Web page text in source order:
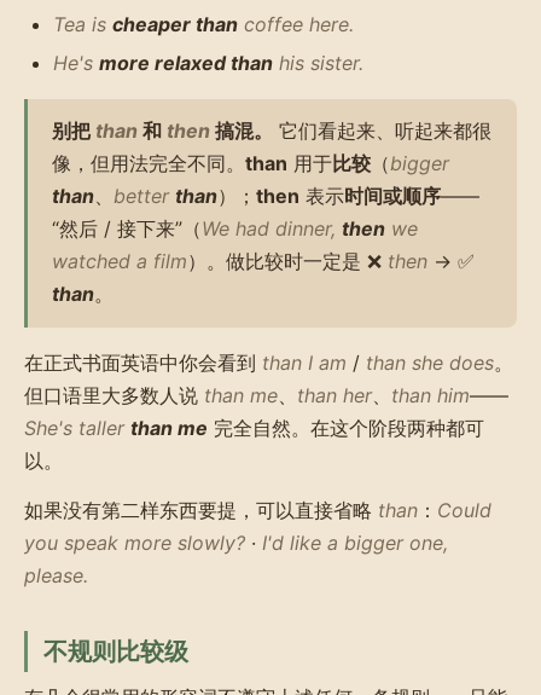
Tea is cheaper than coffee here.
He's more relaxed than his sister.
别把 than 和 then 搞混。
它们看起来、听起来都很
像，但用法完全不同。 than 用于比较 （bigger
than、 better than）； then 表示时间或顺序——
“然后 / 接下来”（We had dinner, then we
watched a film）。做比较时一定是 ❌ then → ✅
than。
在正式书面英语中你会看到 than I am / than she does。
但口语里大多数人说 than me than her、 than him——
She's taller than me 完全自然。在这个阶段两种都可
以。
如果没有第二样东西要提，可以直接省略 than ： Could
you speak more slowly? · I'd like a bigger one,
please.
不规则比较级